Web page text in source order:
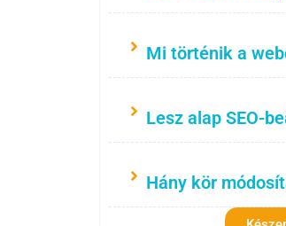
Mi történik a
Lesz alap SEO-
Hány kör